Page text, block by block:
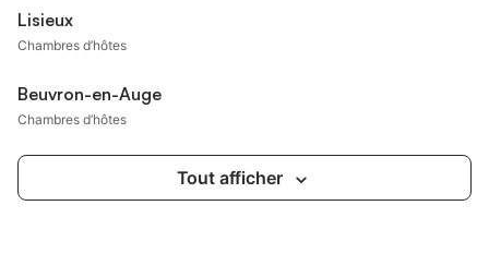
Lisieux
Chambres d’hôtes
Beuvron-en-Auge
Chambres d’hôtes
Tout afficher